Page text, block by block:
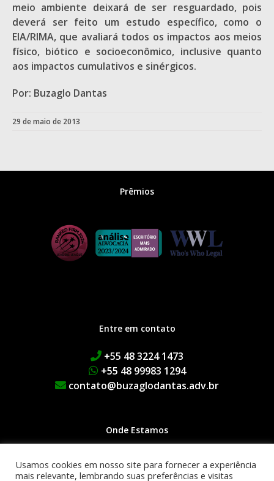
meio ambiente deixará de ser resguardado, pois
deverá ser feito um estudo específico, como o
EIA/RIMA, que avaliará todos os impactos aos meios
físico, biótico e socioeconômico, inclusive quanto
aos impactos cumulativos e sinérgicos.
Por: Buzaglo Dantas
29 de maio de 2013
Prêmios
Entre em contato
+55 48 3224 1473
+55 48 99983 1294
contato@buzaglodantas.adv.br
Onde Estamos
Rua Adolfo Melo, 38 | Centro
Edifício Executive Manhattan
Usamos cookies em nosso site para fornecer a experiência
mais relevante, lembrando suas preferências e visitas